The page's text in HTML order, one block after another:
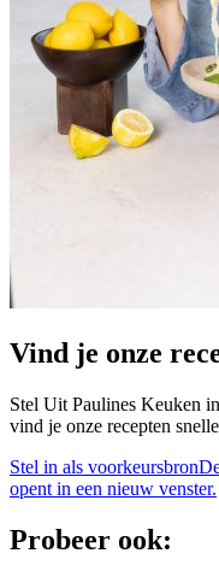
Vind je onze
Stel Uit Paulines Keuken
vind je onze recepten
Stel in als voorkeursbron
opent in een nieuw venster.
Probeer ook: